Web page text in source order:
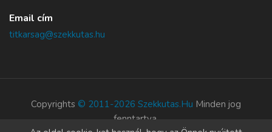
Email cím
titkarsag@szekkutas.hu
Copyrights © 2011-2026 Szekkutas.hu Minden jog
fenntartva.